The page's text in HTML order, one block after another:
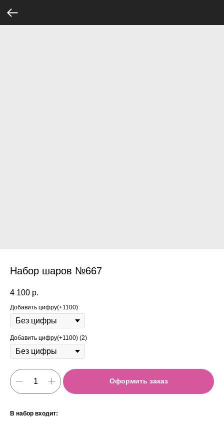
Набор шаров №667
4 100 р.
Добавить цифру(+1100)
Добавить цифру(+1100) (2)
Оформить заказ
В набор входит: